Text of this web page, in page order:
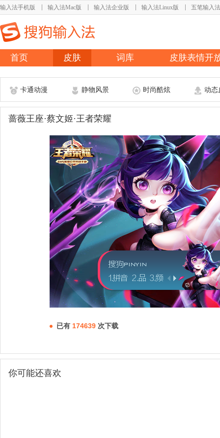
输入法手机版 输入法Mac版 输入法企业版 输入法Linux版 五笔输入法
首页 皮肤 词库 皮肤表情开
卡通动漫 静物风景 时尚酷炫 动态
蔷薇王座·蔡文姬·王者荣耀
已有 174639 次下载
你可能还喜欢